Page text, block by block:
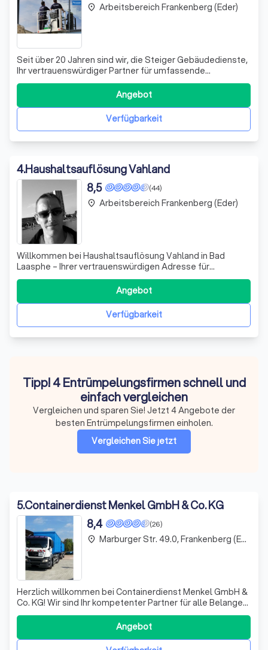
Seit über 20 Jahren sind wir, die Steiger Gebäudedienste,
Ihr vertrauenswürdiger Partner für umfassende
Reinigungsdienstleistungen. Als Familienunternehmen
legen wir größten Wert auf deutsche Qualitätsstandards
und persönlichen Service. Unser engagiertes Team bietet
Ihnen maßgeschneiderte Lösungen i
Verfügbarkeit
Angebot
place Arbeitsbereich Frankenberg (Eder)
4.Haushaltsauflösung Vahland
(44)
8,5
Willkommen bei Haushaltsauflösung Vahland in Bad
Laasphe – Ihrer vertrauenswürdigen Adresse für
professionelle Entrümpelungen und Umzugshilfen! Wir
zeichnen uns durch unsere langjährige Erfahrung und
unser engagiertes Team aus, das Ihre Wünsche mit
höchster Sorgfalt umsetzt. Egal, ob es sich um Haus
Verfügbarkeit
Angebot
place Arbeitsbereich Frankenberg (Eder)
Tipp! 4 Entrümpelungsfirmen schnell und
einfach vergleichen
Vergleichen und sparen Sie! Jetzt 4 Angebote der
besten Entrümpelungsfirmen einholen.
Vergleichen Sie jetzt
5.Containerdienst Menkel GmbH & Co. KG
(26)
8,4
Herzlich willkommen bei Containerdienst Menkel GmbH &
Co. KG! Wir sind Ihr kompetenter Partner für alle Belange
der Abfallentsorgung und Containervermietung. Mit
einem breiten Spektrum an Containergrößen von 5 bis 40
m³ bieten wir maßgeschneiderte Lösungen für jeden
Bedarf. Unser Einzugsgebiet erstr
Angebot
place Marburger Str. 49.0, Frankenberg (Eder)